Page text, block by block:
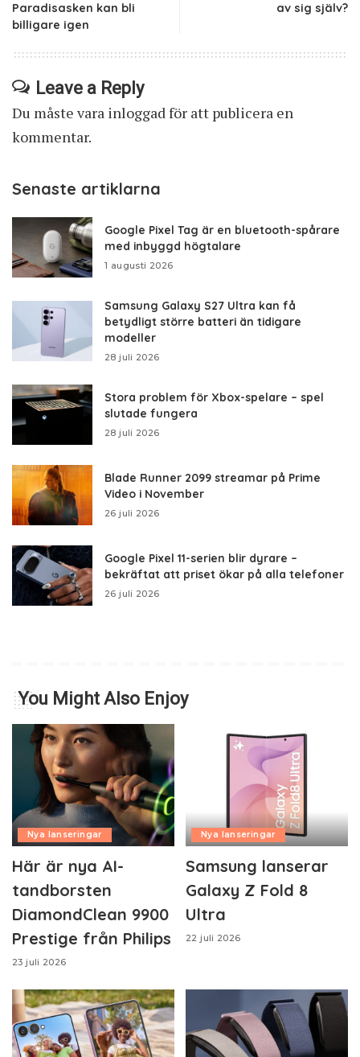
Paradisasken kan bli
billigare igen
av sig själv?
Leave a Reply
Du måste vara inloggadför att publicera en
kommentar.
Senaste artiklarna
Google Pixel Tag är en bluetooth-spårare
med inbyggd högtalare
1 augusti 2026
Samsung Galaxy S27 Ultra kan få
betydligt större batteri än tidigare
modeller
28 juli 2026
Stora problem för Xbox-spelare – spel
slutade fungera
28 juli 2026
Blade Runner 2099 streamar på Prime
Video i November
26 juli 2026
Google Pixel 11-serien blir dyrare –
bekräftat att priset ökar på alla telefoner
26 juli 2026
You Might Also Enjoy
Nya lanseringar
Här är nya AI-
tandborsten
DiamondClean 9900
Prestige från Philips
23 juli 2026
Nya lanseringar
Samsung lanserar
Galaxy Z Fold 8
Ultra
22 juli 2026